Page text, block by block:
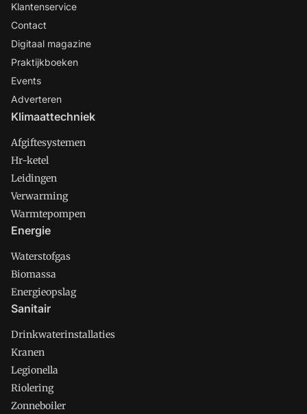
Klantenservice
Contact
Digitaal magazine
Praktijkboeken
Events
Adverteren
Klimaattechniek
Afgiftesystemen
Hr-ketel
Leidingen
Verwarming
Warmtepompen
Energie
Waterstofgas
Biomassa
Energieopslag
Sanitair
Drinkwaterinstallaties
Kranen
Legionella
Riolering
Zonneboiler